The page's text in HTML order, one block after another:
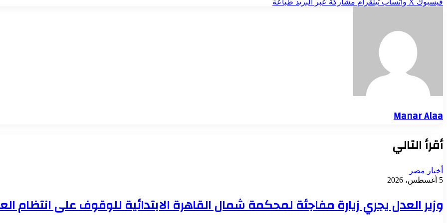
Manar Alaa
أقرأ التالي
أخبار مصر
5 أغسطس، 2026
وزير العدل يجري زيارة مفاجئة لمحكمة شمال القاهرة الابتدائية للوقوف على انتظام